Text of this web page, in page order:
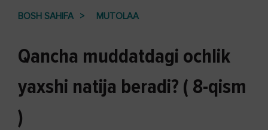
BOSH SAHIFA MUTOLAA
Qancha muddatdagi ochlik
yaxshi natija beradi? ( 8-qism
)